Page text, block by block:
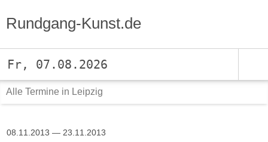
Rundgang-Kunst.de
Fr, 07.08.2026
Alle Termine in Leipzig
08.11.2013 — 23.11.2013